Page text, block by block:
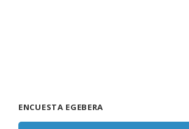
ENCUESTA EGEBERA